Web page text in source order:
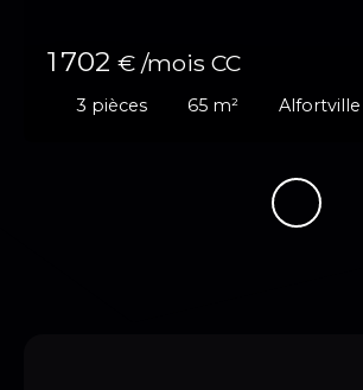
1 702 € /mois CC
3 pièces 65 m² Alfortville